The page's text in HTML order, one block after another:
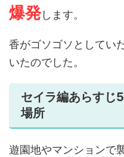
爆発します。
香がゴソゴソとしてい
いたのでした。
セイラ編あらすじ
場所
遊園地やマンションで